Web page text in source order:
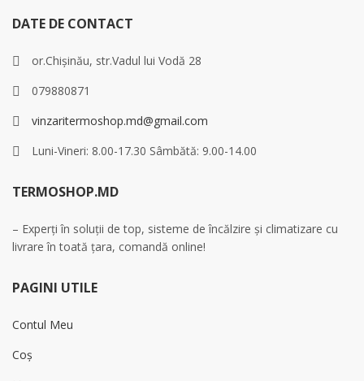
DATE DE CONTACT
or.Chișinău, str.Vadul lui Vodă 28
079880871
vinzaritermoshop.md@gmail.com
Luni-Vineri: 8.00-17.30 Sâmbătă: 9.00-14.00
TERMOSHOP.MD
– Experți în soluții de top, sisteme de încălzire și climatizare cu
livrare în toată țara, comandă online!
PAGINI UTILE
Contul Meu
Coș